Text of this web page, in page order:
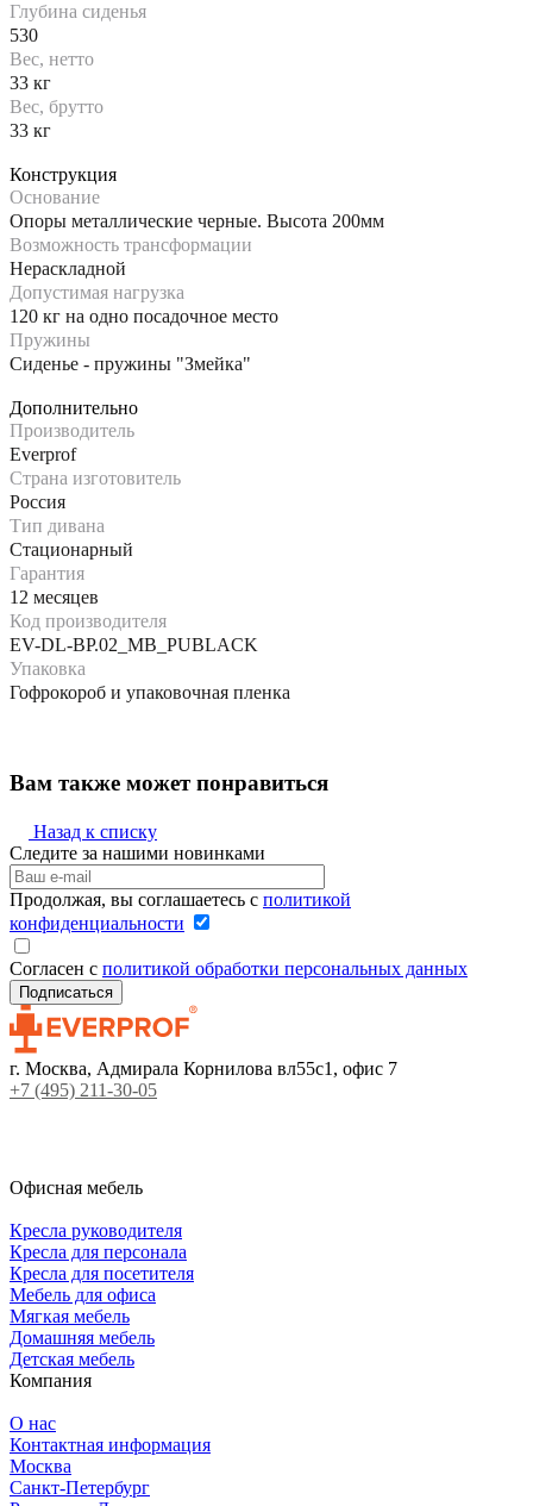
Глубина сиденья
530
Вес, нетто
33 кг
Вес, брутто
33 кг
Конструкция
Основание
Опоры металлические черные. Высота 200мм
Возможность трансформации
Нераскладной
Допустимая нагрузка
120 кг на одно посадочное место
Пружины
Сиденье - пружины "Змейка"
Дополнительно
Производитель
Everprof
Страна изготовитель
Россия
Тип дивана
Стационарный
Гарантия
12 месяцев
Код производителя
EV-DL-BP.02_MB_PUBLACK
Упаковка
Гофрокороб и упаковочная пленка
Вам также может понравиться
Назад к списку
Следите за нашими новинками
Продолжая, вы соглашаетесь с политикой
конфиденциальности
Согласен с политикой обработки персональных данных
г. Москва, Адмирала Корнилова вл55с1, офис 7
+7 (495) 211-30-05
Офисная мебель
Кресла руководителя
Кресла для персонала
Кресла для посетителя
Мебель для офиса
Мягкая мебель
Домашняя мебель
Детская мебель
Компания
О нас
Контактная информация
Москва
Санкт-Петербург